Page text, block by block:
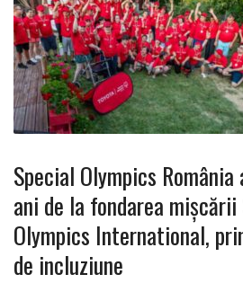
Special Olympics
ani de la fondarea mișcării
Olympics International,
de incluziune